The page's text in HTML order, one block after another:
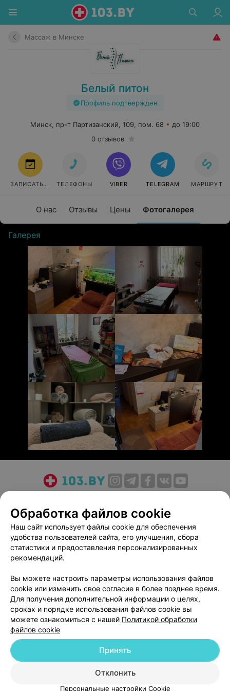
Массаж в Минске
Белый питон
Профиль подтвержден
О нас Отзывы Цены Фотогалерея
Минск, пр-т Партизанский, 109, пом. 68
до 19:00
0 отзывов
ЗАПИСАТЬСЯ ТЕЛЕФОНЫ VIBER TELEGRAM МАРШРУТ
Галерея
Медицинский маркетинг
Публичный договор
Пользовательское соглашение
Способы оплаты
Вакансии
Партнеры
Написать руководителю 103.by
Персональные настройки cookie
Обработка персональных данных
Обработка файлов cookie
Наш сайт использует файлы cookie для обеспечения
удобства пользователей сайта, его улучшения, сбора
статистики и предоставления персонализированных
рекомендаций.
Вы можете настроить параметры использования файлов
cookie или изменить свое согласие в более позднее время.
Для получения дополнительной информации о целях,
сроках и порядке использования файлов cookie вы
можете ознакомиться с нашей Политикой обработки
файлов cookie
Отклонить
Принять
Персональные настройки Cookie